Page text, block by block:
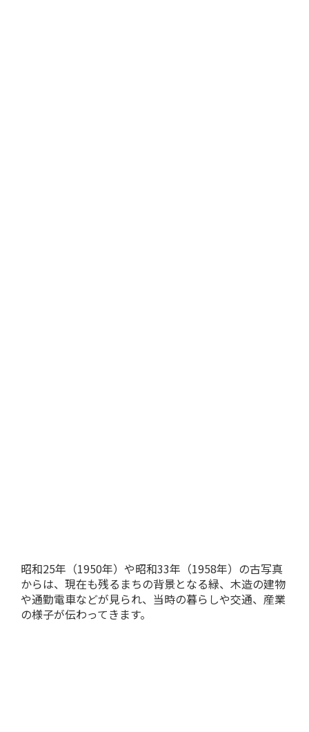
昭和25年（1950年）や昭和33年（1958年）の古写真
からは、現在も残るまちの背景となる緑、木造の建物
や通勤電車などが見られ、当時の暮らしや交通、産業
の様子が伝わってきます。